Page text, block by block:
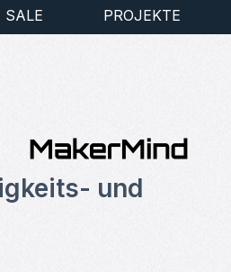
SALE PROJEKTE
und